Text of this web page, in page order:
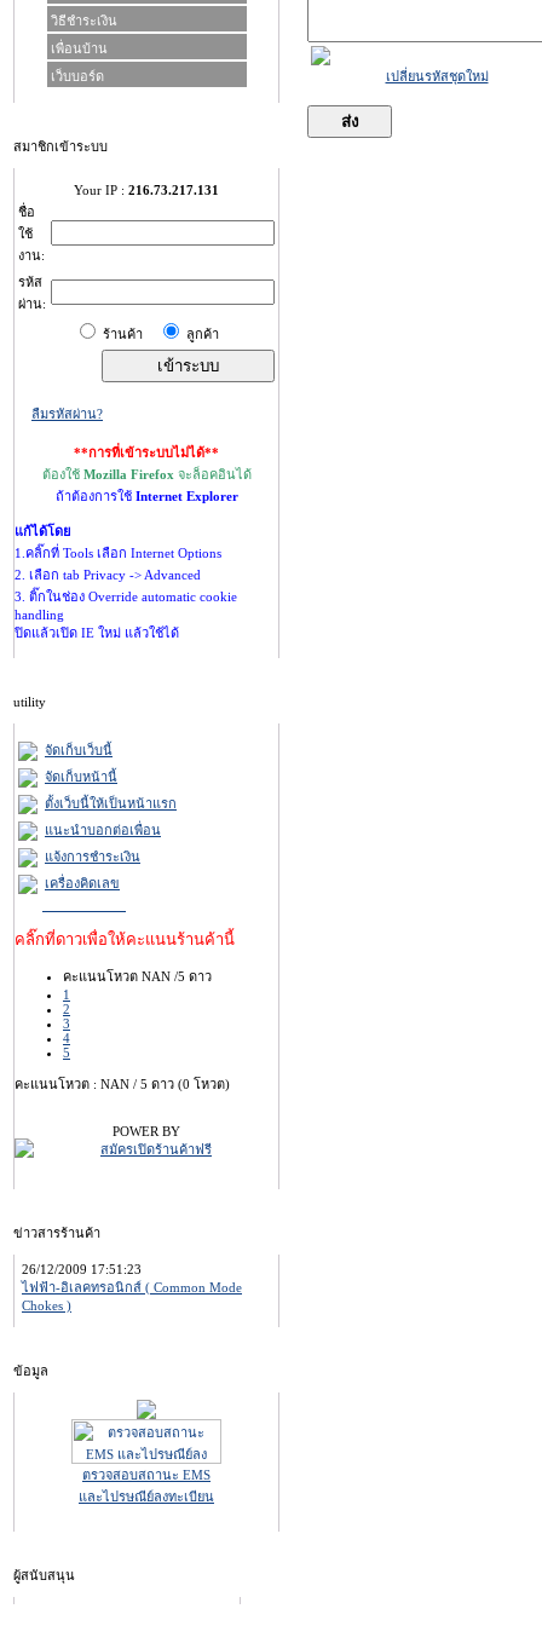
วิธีชำระเงิน
เพื่อนบ้าน
เว็บบอร์ด
สมาชิกเข้าระบบ
Your IP : 216.73.217.131
ชื่อ
ใช้
งาน:
รห้ส
ผ่าน:
ร้านค้า ลูกค้า
ลืมรหัสผ่าน?
**การที่เข้าระบบไม่ได้**
ต้องใช้ Mozilla Firefox จะล็อคอินได้
ถ้าต้องการใช้ Internet Explorer
แก้ได้โดย
1.คลิ๊กที่ Tools เลือก Internet Options
2. เลือก tab Privacy -> Advanced
3. ติ๊กในช่อง Override automatic cookie
handling
ปิดแล้วเปิด IE ใหม่ แล้วใช้ได้
utility
จัดเก็บเว็บนี้
จัดเก็บหน้านี้
ตั้งเว็บนี้ให้เป็นหน้าแรก
แนะนำบอกต่อเพื่อน
แจ้งการชำระเงิน
เครื่องคิดเลข
คลิ๊กที่ดาวเพื่อให้คะแนนร้านค้านี้
คะแนนโหวต NAN /5 ดาว
1
2
3
4
5
คะแนนโหวต : NAN / 5 ดาว (0 โหวต)
POWER BY
ข่าวสารร้านค้า
26/12/2009 17:51:23
ไฟฟ้า-อิเลคทรอนิกส์ ( Common Mode
Chokes )
ข้อมูล
ตรวจสอบสถานะ EMS
และไปรษณีย์ลงทะเบียน
ผู้สนับสนุน
เปลี่ยนรหัสชุดใหม่